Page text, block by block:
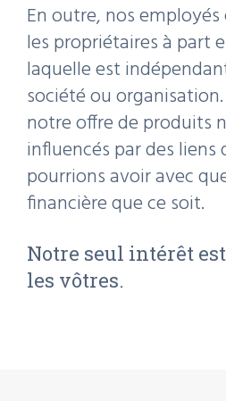
En outre, nos
les propriétaires à part
laquelle est
société ou
notre offre de produits
influencés par des liens
pourrions avoir avec
financière que ce soit.
Notre seul intérêt
les vôtres.